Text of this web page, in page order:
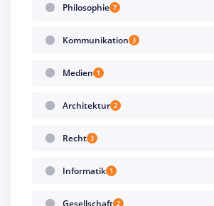
Philosophie 7
Kommunikation 3
Medien 1
Architektur 2
Recht 3
Informatik 1
Gesellschaft 2